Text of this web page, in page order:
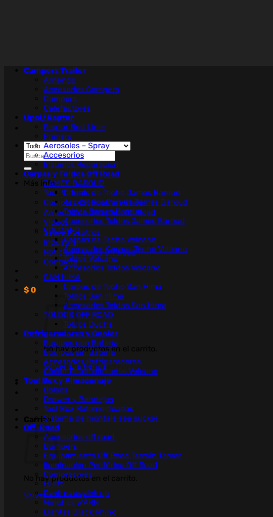
Buscar
por:
Más info
Tour Virtual
Campers Off Road en Chile
Arriendo de Campers Off Road
Videos
Sobre Nosotros
Industrial
Noticias y Guías Off Road
Contacto
$0
No hay productos en el carrito.
Volver a la tienda
Carrito
No hay productos en el carrito.
Volver a la tienda
Campers Trailer
Arriendo
Accesorios Campers
Campers
Calefactores
Upol/Raptor
Raptor Bed Liner
Primers
Aerosoles – Spray
Accesorios
Insumos Reparacion
Carpas y Toldos Off Road
JAMES BAROUD
Carpas de Techo James Baroud
Accesorios Carpas James Baroud
Toldos James Baroud
Accesorios Toldos James Baroud
VOLCANO
Carpas de Techo Volcano
Accesorios Carpas Techo Volcano
Toldos Volcano
Accesorios Toldos Volcano
SAN HIMA
Carpas de Techo San Hima
Toldos San Hima
Accesorios Toldos San Hima
TOLDOS OFF ROAD
Toldos Ducha
Refrigeradores y Cooler
Equipos con Batería
Equipos sin Batería
Accesorios Refrigeradores
Cooler Rotomoldeados Volcano
Tool Box y Almacenaje
Bolsos
Drawer y Bandejas
Tool Box Rotomoldeadas
Sistema de montaje sea sucker
Off-Road
Accesorios off road
Bumpers
Equipamiento Off Road Terrain Tamer
Iluminación Periférica Off Road
Compresores
Hi lift
Rack para pick up
Winches WARN
Llantas Black Rhino